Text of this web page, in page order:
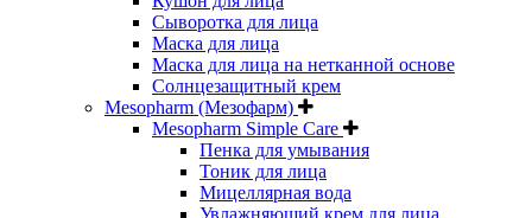
Сыворотка для лица
Маска для лица
Маска для лица на нетканной основе
Солнцезащитный крем
Mesopharm (Мезофарм)
Mesopharm Simple Care
Пенка для умывания
Тоник для лица
Мицеллярная вода
Увлажняющий крем для лица